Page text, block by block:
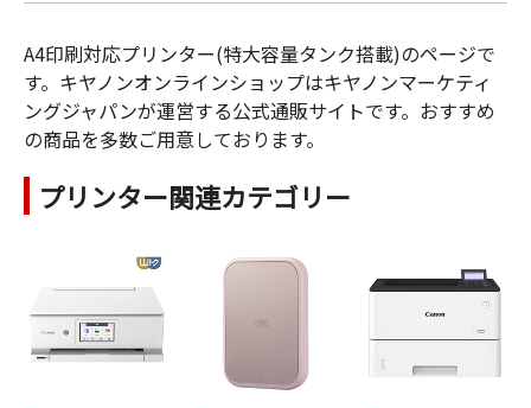
A4印刷対応プリンター(特大容量タンク搭載)のページで
す。キヤノンオンラインショップはキヤノンマーケティ
ングジャパンが運営する公式通販サイトです。おすすめ
の商品を多数ご用意しております。
プリンター関連カテゴリー